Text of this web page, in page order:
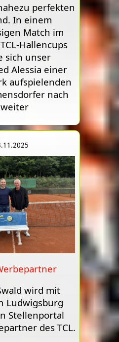
perfekten
In einem
Match im
Hallencups
sich unser
Alessia einer
aufspielenden
nach
wird mit
Ludwigsburg
Stellenportal
des TCL.